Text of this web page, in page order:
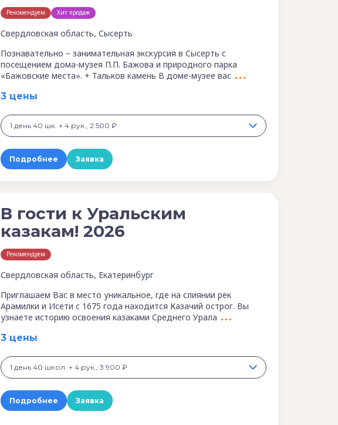
Рекомендуем Хит продаж
Свердловская область, Сысерть
Познавательно – занимательная экскурсия в Сысерть с
посещением дома-музея П.П. Бажова и природного парка
«Бажовские места». + Тальков камень В доме-музее вас
3 цены
1 день 40 шк. + 4 рук., 2 500 ₽
Подробнее Заявка
В гости к Уральским
казакам! 2026
Рекомендуем
Свердловская область, Екатеринбург
Приглашаем Вас в место уникальное, где на слиянии рек
Арамилки и Исети с 1675 года находится Казачий острог. Вы
узнаете историю освоения казаками Среднего Урала
3 цены
1 день 40 школ. + 4 рук., 3 900 ₽
Подробнее Заявка